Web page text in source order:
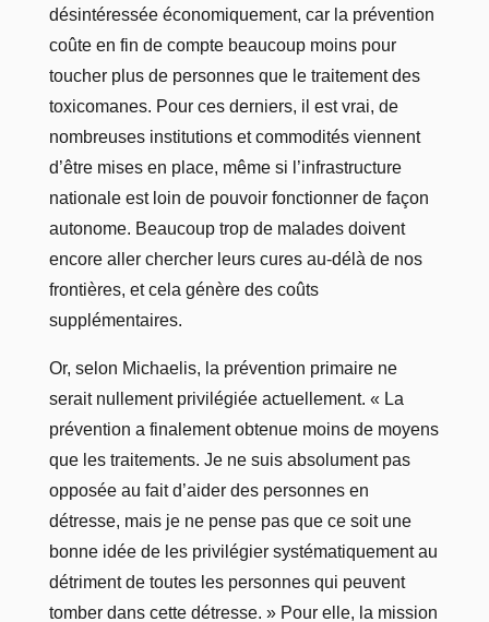
désintéressée économiquement, car la prévention
coûte en fin de compte beaucoup moins pour
toucher plus de personnes que le traitement des
toxicomanes. Pour ces derniers, il est vrai, de
nombreuses institutions et commodités viennent
d’être mises en place, même si l’infrastructure
nationale est loin de pouvoir fonctionner de façon
autonome. Beaucoup trop de malades doivent
encore aller chercher leurs cures au-délà de nos
frontières, et cela génère des coûts
supplémentaires.
Or, selon Michaelis, la prévention primaire ne
serait nullement privilégiée actuellement. « La
prévention a finalement obtenue moins de moyens
que les traitements. Je ne suis absolument pas
opposée au fait d’aider des personnes en
détresse, mais je ne pense pas que ce soit une
bonne idée de les privilégier systématiquement au
détriment de toutes les personnes qui peuvent
tomber dans cette détresse. » Pour elle, la mission